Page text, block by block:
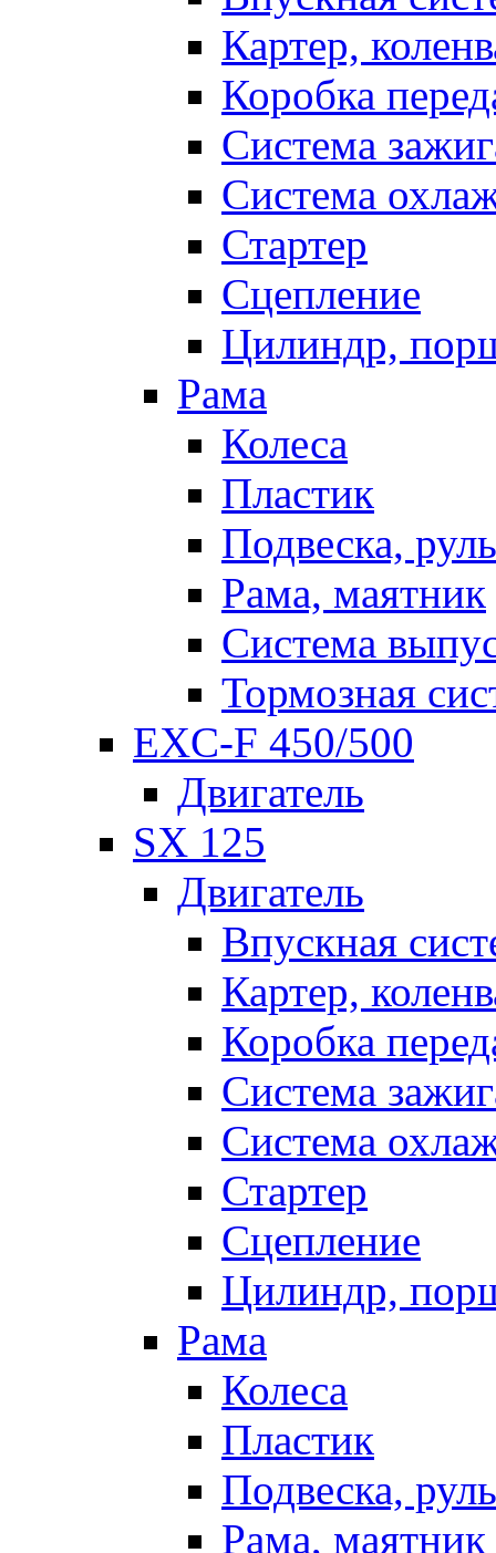
Картер,
Коробка
Система
Система
Стартер
Сцепление
Цилиндр,
Рама
Колеса
Пластик
Подвеска, руль
Рама, маятник
Система
Тормозная
EXC-F 450/500
Двигатель
SX 125
Двигатель
Впускная
Картер,
Коробка
Система
Система
Стартер
Сцепление
Цилиндр,
Рама
Колеса
Пластик
Подвеска, руль
Рама, маятник